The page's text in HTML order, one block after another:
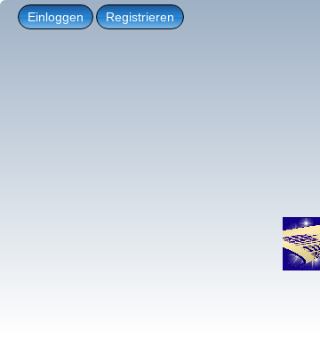
Einloggen Registrieren